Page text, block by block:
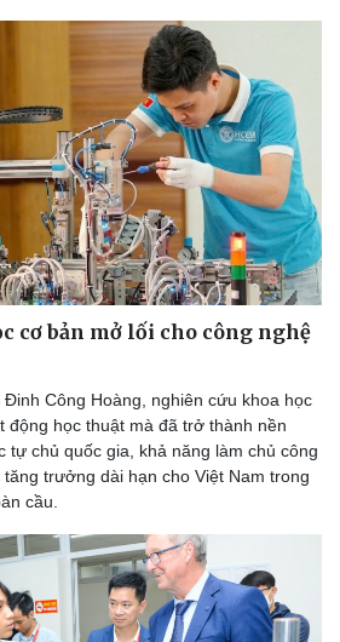
cơ bản mở lối cho công nghệ
Đinh Công Hoàng, nghiên cứu khoa học
động học thuật mà đã trở thành nền
tự chủ quốc gia, khả năng làm chủ công
trưởng dài hạn cho Việt Nam trong
cầu.